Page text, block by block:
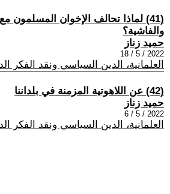
(41) لماذا تحالف الإخوان المسلمون
والفاشية؟
حميد زناز
2022 / 5 / 18
العلمانية، الدين السياسي ونقد الفكر
(42) عن اللاهوتية المزمنة في بلداننا
حميد زناز
2022 / 5 / 6
العلمانية، الدين السياسي ونقد الفكر